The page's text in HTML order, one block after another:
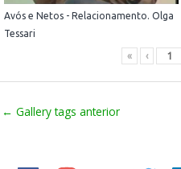
Avós e Netos - Relacionamento. Olga
Tessari
« ‹
← Gallery tags anterior